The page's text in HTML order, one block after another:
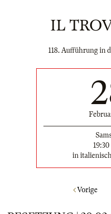
IL
118. Aufführung in
in
Vorige